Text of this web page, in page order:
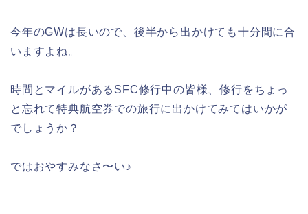
今年のGWは長いので、後半から出かけても十分間に合
いますよね。
時間とマイルがあるSFC修行中の皆様、修行をちょっ
と忘れて特典航空券での旅行に出かけてみてはいかが
でしょうか？
ではおやすみなさ〜い♪